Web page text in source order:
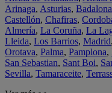
Arinaga, Asturias, Badalona
Castellón, Chafiras,
Almería, La Coruña, La
Lleida, Los Barrios, Madrid,
Orotava, Palma, Pamplona,
San Sebastian, Sant Boi,
Sevilla, Tamaraceite,